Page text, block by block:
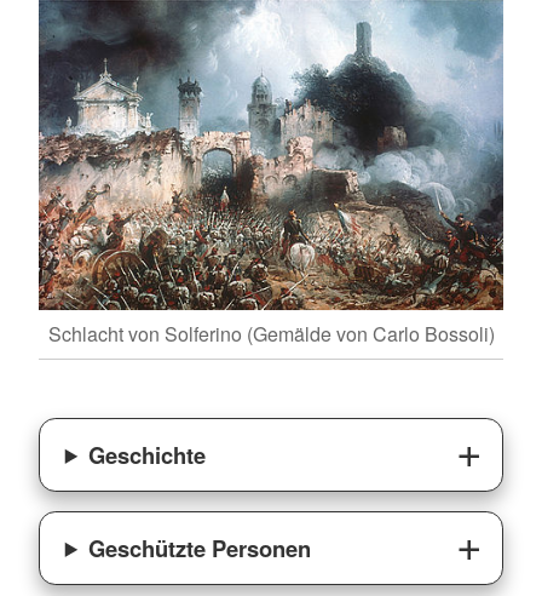
Schlacht von Solferino (Gemälde von Carlo Bossoli)
Geschichte
Geschützte Personen